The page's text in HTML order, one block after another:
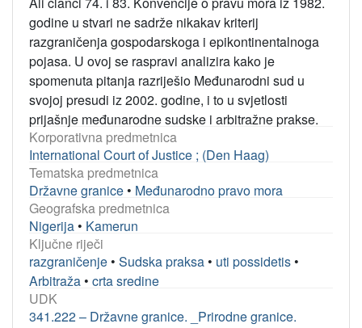
godine u stvari ne sadrže nikakav kriterij
razgraničenja gospodarskoga i epikontinentalnoga
pojasa. U ovoj se raspravi analizira kako je
spomenuta pitanja razriješio Međunarodni sud u
svojoj presudi iz 2002. godine, i to u svjetlosti
prijašnje međunarodne sudske i arbitražne prakse.
Korporativna predmetnica
International Court of Justice ; (Den Haag)
Tematska predmetnica
Državne granice • Međunarodno pravo mora
Geografska predmetnica
Nigerija • Kamerun
Ključne riječi
razgraničenje • Sudska praksa • uti possidetis •
Arbitraža • crta sredine
UDK
341.222 – Državne granice. _Prirodne granice.